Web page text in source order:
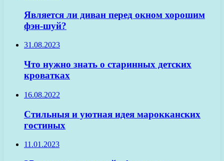
Является ли диван перед окном хорошим
фэн-шуй?
31.08.2023
Что нужно знать о старинных детских
кроватках
16.08.2022
Стильныя и уютная идея марокканских
гостиных
11.01.2023